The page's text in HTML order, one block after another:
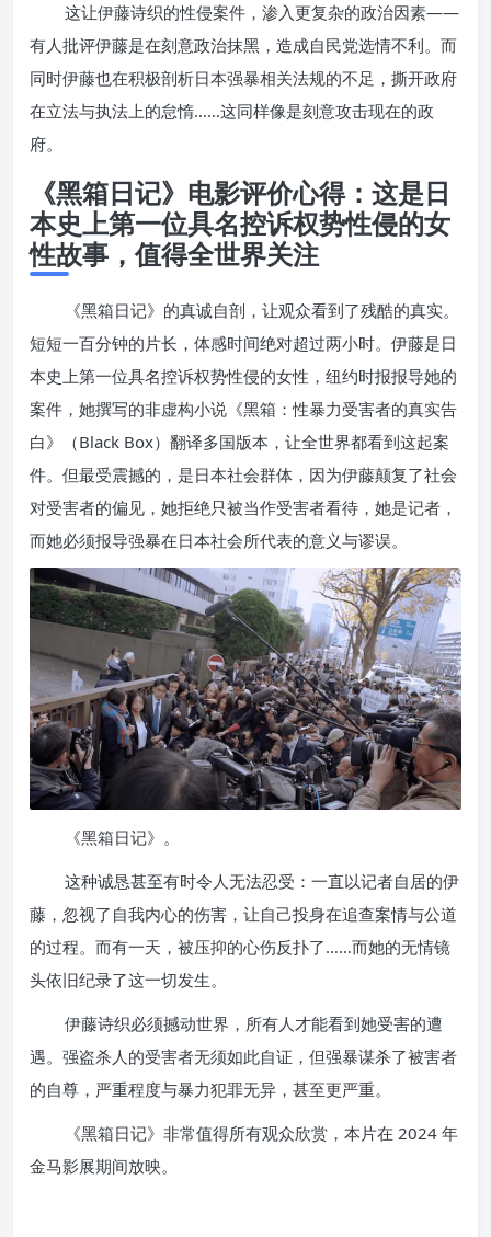
这让伊藤诗织的性侵案件，渗入更复杂的政治因素——
有人批评伊藤是在刻意政治抹黑，造成自民党选情不利。而
同时伊藤也在积极剖析日本强暴相关法规的不足，撕开政府
在立法与执法上的怠惰……这同样像是刻意攻击现在的政
府。
《黑箱日记》电影评价心得：这是日
本史上第一位具名控诉权势性侵的女
性故事，值得全世界关注
《黑箱日记》的真诚自剖，让观众看到了残酷的真实。
短短一百分钟的片长，体感时间绝对超过两小时。伊藤是日
本史上第一位具名控诉权势性侵的女性，纽约时报报导她的
案件，她撰写的非虚构小说《黑箱：性暴力受害者的真实告
白》（Black Box）翻译多国版本，让全世界都看到这起案
件。但最受震撼的，是日本社会群体，因为伊藤颠复了社会
对受害者的偏见，她拒绝只被当作受害者看待，她是记者，
而她必须报导强暴在日本社会所代表的意义与谬误。
《黑箱日记》。
这种诚恳甚至有时令人无法忍受：一直以记者自居的伊
藤，忽视了自我内心的伤害，让自己投身在追查案情与公道
的过程。而有一天，被压抑的心伤反扑了……而她的无情镜
头依旧纪录了这一切发生。
伊藤诗织必须撼动世界，所有人才能看到她受害的遭
遇。强盗杀人的受害者无须如此自证，但强暴谋杀了被害者
的自尊，严重程度与暴力犯罪无异，甚至更严重。
《黑箱日记》非常值得所有观众欣赏，本片在 2024 年
金马影展期间放映。